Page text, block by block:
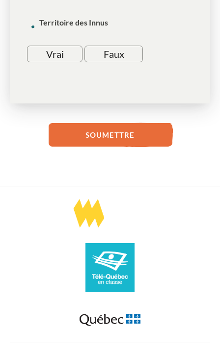
Territoire des Innus
Vrai Faux
SOUMETTRE